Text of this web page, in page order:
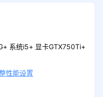
系统i5+ 显卡GTX750Ti+
性能设置